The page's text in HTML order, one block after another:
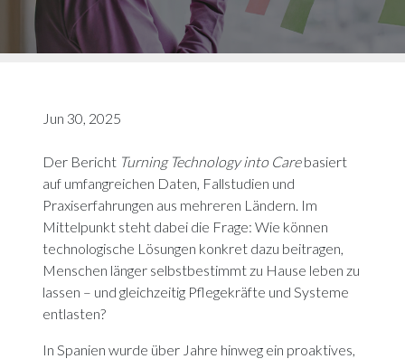
Jun 30, 2025
Der Bericht Turning Technology into Carebasiert
auf umfangreichen Daten, Fallstudien und
Praxiserfahrungen aus mehreren Ländern. Im
Mittelpunkt steht dabei die Frage: Wie können
technologische Lösungen konkret dazu beitragen,
Menschen länger selbstbestimmt zu Hause leben zu
lassen – und gleichzeitig Pflegekräfte und Systeme
entlasten?
In Spanien wurde über Jahre hinweg ein proaktives,